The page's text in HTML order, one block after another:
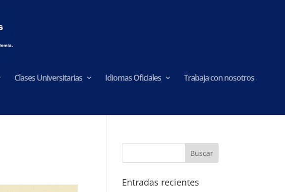
Clases Universitarias Idiomas Oficiales
Trabaja con nosotros
Entradas recientes